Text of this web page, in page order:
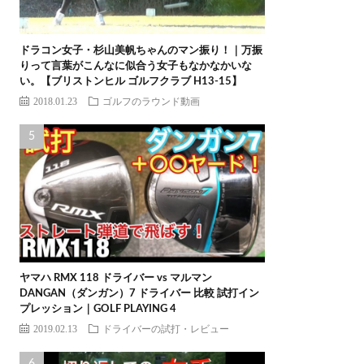
ドラコン女子・杉山美帆ちゃんのマン振り！｜万振
りって言葉がこんなに似合う女子もなかなかいな
い。【ブリストンヒル ゴルフクラブ H13-15】
2018.01.23 ゴルフのラウンド動画
ヤマハ RMX 118 ドライバー vs マルマン
DANGAN（ダンガン）7 ドライバー 比較 試打イン
プレッション｜GOLF PLAYING 4
2019.02.13 ドライバーの試打・レビュー